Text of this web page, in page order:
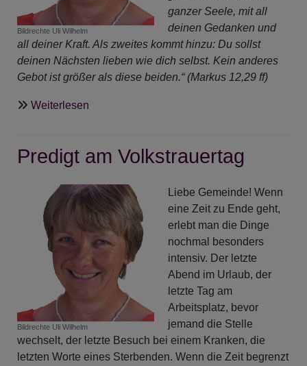
Bildrechte Uli Wilhelm
ganzer Seele, mit all
deinen Gedanken und
all deiner Kraft. Als zweites kommt hinzu: Du sollst
deinen Nächsten lieben wie dich selbst. Kein anderes
Gebot ist größer als diese beiden.“ (Markus 12,29 ff)
Weiterlesen
Liebe
Predigt am Volkstrauertag
Bildrechte Uli Wilhelm
Liebe Gemeinde! Wenn
eine Zeit zu Ende geht,
erlebt man die Dinge
nochmal besonders
intensiv. Der letzte
Abend im Urlaub, der
letzte Tag am
Arbeitsplatz, bevor
jemand die Stelle
wechselt, der letzte Besuch bei einem Kranken, die
letzten Worte eines Sterbenden. Wenn die Zeit begrenzt